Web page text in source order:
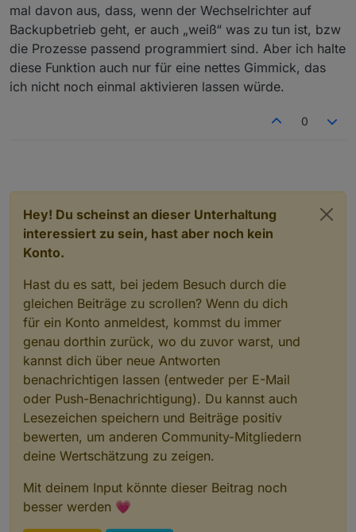
mal davon aus, dass, wenn der Wechselrichter auf
Backupbetrieb geht, er auch „weiß“ was zu tun ist, bzw
die Prozesse passend programmiert sind. Aber ich halte
diese Funktion auch nur für eine nettes Gimmick, das
ich nicht noch einmal aktivieren lassen würde.
0
Hey! Du scheinst an dieser Unterhaltung
interessiert zu sein, hast aber noch kein
Konto.
Hast du es satt, bei jedem Besuch durch die
gleichen Beiträge zu scrollen? Wenn du dich
für ein Konto anmeldest, kommst du immer
genau dorthin zurück, wo du zuvor warst, und
kannst dich über neue Antworten
benachrichtigen lassen (entweder per E-Mail
oder Push-Benachrichtigung). Du kannst auch
Lesezeichen speichern und Beiträge positiv
bewerten, um anderen Community-Mitgliedern
deine Wertschätzung zu zeigen.
Mit deinem Input könnte dieser Beitrag noch
besser werden 💗